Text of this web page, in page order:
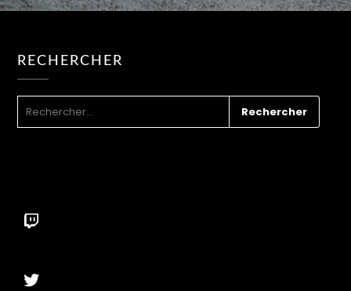
RECHERCHER
Twitch
Twitter